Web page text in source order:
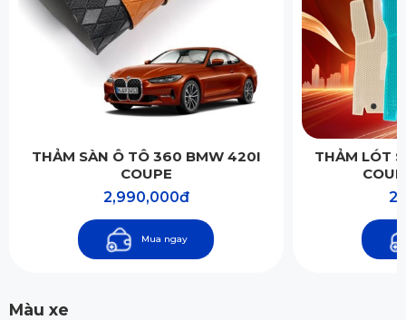
THẢM SÀN Ô TÔ 360 BMW 420I
COUPE
2,990,000đ
Mua ngay
THẢM LÓT
Màu xe